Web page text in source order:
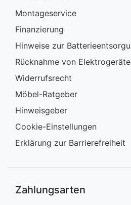
Montageservice
Finanzierung
Hinweise zur
Rücknahme von
Widerrufsrecht
Möbel-Ratgeber
Hinweisgeber
Cookie-Einstellungen
Erklärung zur Barrierefreiheit
Zahlungsarten